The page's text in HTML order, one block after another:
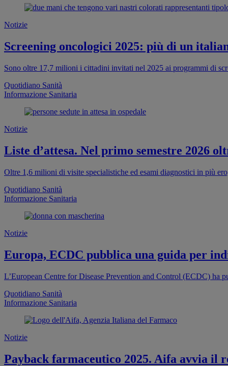
Notizie
Screening oncologici 2025: più di un
Sono oltre 17,7 milioni i cittadini invitati nel 2025 ai programmi di
Quotidiano Sanità
Informazione Sanitaria
Notizie
Liste d’attesa. Nel primo semestre 2026
Oltre 1,6 milioni di visite specialistiche ed esami diagnostici in più
Quotidiano Sanità
Informazione Sanitaria
Notizie
Europa, ECDC pubblica una guida per
L’European Centre for Disease Prevention and Control (ECDC)
Quotidiano Sanità
Informazione Sanitaria
Notizie
Payback farmaceutico 2025. Aifa avvia